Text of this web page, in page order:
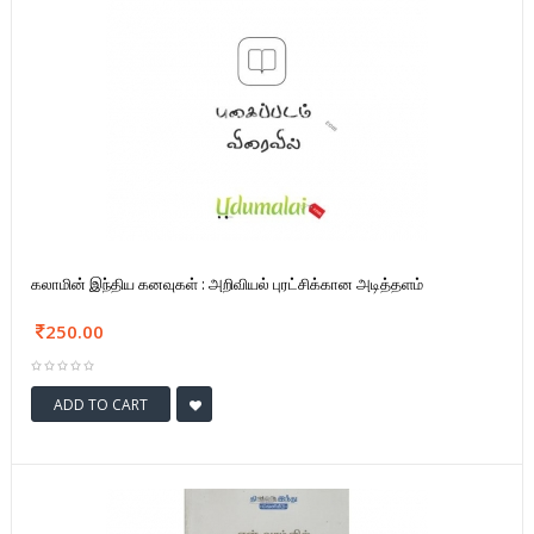
கலாமின் இந்திய கனவுகள் : அறிவியல் புரட்சிக்கான அடித்தளம்
250.00
ADD TO CART